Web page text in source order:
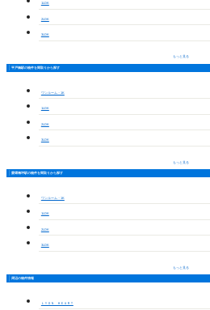
1LDK
2LDK
3LDK
もっと見る
平戸橋駅の物件を間取りから探す
ワンルーム・1K
1LDK
2LDK
3LDK
もっと見る
愛環梅坪駅の物件を間取りから探す
ワンルーム・1K
1LDK
2LDK
3LDK
もっと見る
周辺の物件情報
ＬＹＯＮ ＨＥＡＲＴ